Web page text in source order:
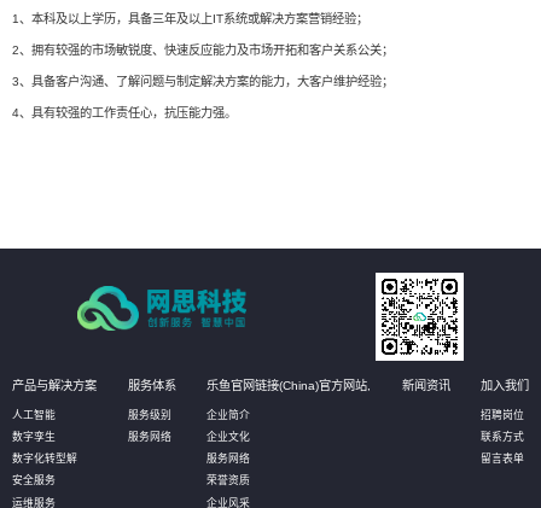
1、本科及以上学历，具备三年及以上IT系统或解决方案营销经验；
2、拥有较强的市场敏锐度、快速反应能力及市场开拓和客户关系公关；
3、具备客户沟通、了解问题与制定解决方案的能力，大客户维护经验；
4、具有较强的工作责任心，抗压能力强。
产品与解决方案
人工智能
数字孪生
数字化转型解
安全服务
运维服务
服务体系
服务级别
服务网络
乐鱼官网链接(China)官方网站,
企业简介
企业文化
服务网络
荣誉资质
企业风采
新闻资讯 加入我们
招聘岗位
联系方式
留言表单